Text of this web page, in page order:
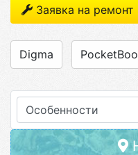
Заявка на ремонт
Digma
Особенности